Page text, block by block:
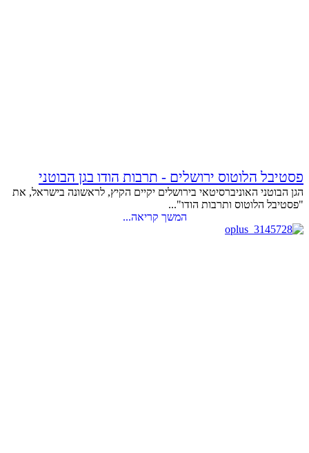
פסטיבל הלוטוס ירושלים - תרבות הודו בגן הבוטני
הגן הבוטני האוניברסיטאי בירושלים יקיים הקיץ, לראשונה בישראל, את
"פסטיבל הלוטוס ותרבות הודו"...
המשך קריאה...